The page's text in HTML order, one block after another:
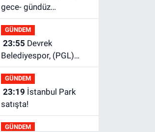
gece- gündüz
ekiplerden dron destekli
denetim.
GÜNDEM
23:55
Belediyespor, (PGL)
sürecini resmi olarak
tamamladı
GÜNDEM
23:19
satışta!
GÜNDEM